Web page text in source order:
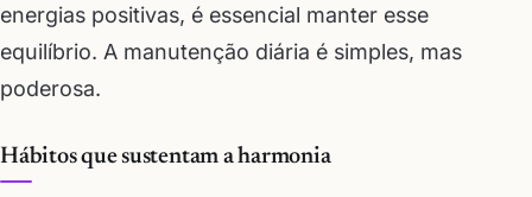
energias positivas, é essencial manter esse
equilíbrio. A manutenção diária é simples, mas
poderosa.
Hábitos que sustentam a harmonia